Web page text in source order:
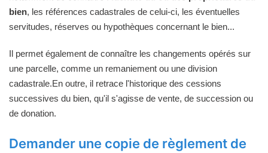
bien, les références cadastrales de celui-ci, les éventuelles
servitudes, réserves ou hypothèques concernant le bien...
Il permet également de connaître les changements opérés sur
une parcelle, comme un remaniement ou une division
cadastrale.En outre, il retrace l'historique des cessions
successives du bien, qu'il s'agisse de vente, de succession ou
de donation.
Demander une copie de règlement de